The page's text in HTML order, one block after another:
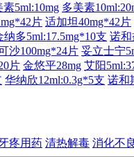
素5ml:10mg 多美素
片 适加坦40mg*42片
纳多5ml:17.5mg*10支 诺和
沙100mg*24片 妥立士宁
片 金悠平28mg 艾阳
华纳欣12ml:0.3g*5支 诺和
牙疼用药 清热解毒 消化不